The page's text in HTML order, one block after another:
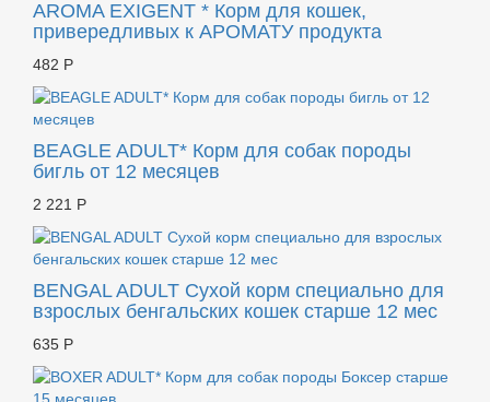
AROMA EXIGENT * Корм для кошек,
привередливых к АРОМАТУ продукта
482 Р
BEAGLE ADULT* Корм для собак породы
бигль от 12 месяцев
2 221 Р
BENGAL ADULT Сухой корм специально для
взрослых бенгальских кошек старше 12 мес
635 Р